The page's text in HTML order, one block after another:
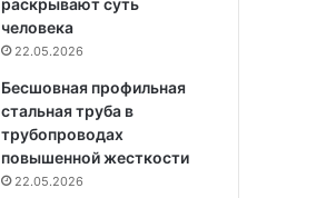
раскрывают суть
человека
22.05.2026
Бесшовная профильная
стальная труба в
трубопроводах
повышенной жесткости
22.05.2026